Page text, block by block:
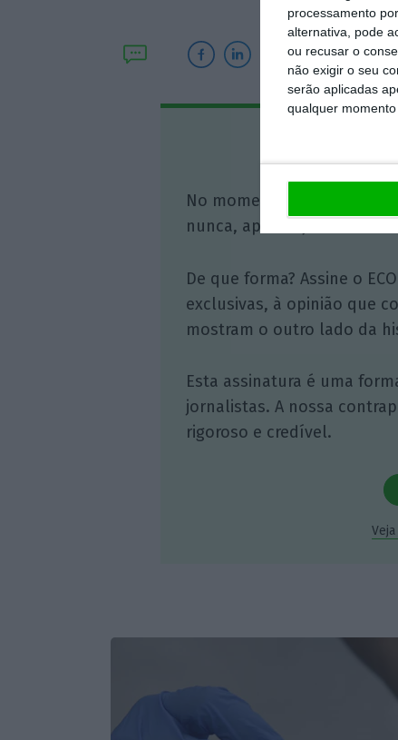
processamento
alternativa, pode
ou recusar o
não exigir o seu
serão aplicadas
qualquer
No momento em que a
nunca, apoie o jornalismo
De que forma? Assine o
exclusivas, à opinião que
mostram o outro lado da
Esta assinatura é uma
jornalistas. A nossa
rigoroso e credível.